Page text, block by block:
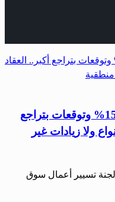
هبوط تكاليف الخضروات بنسبة 15% وتوقعات بتراجع
ولا زيادات غير
تسيير أعمال سوق